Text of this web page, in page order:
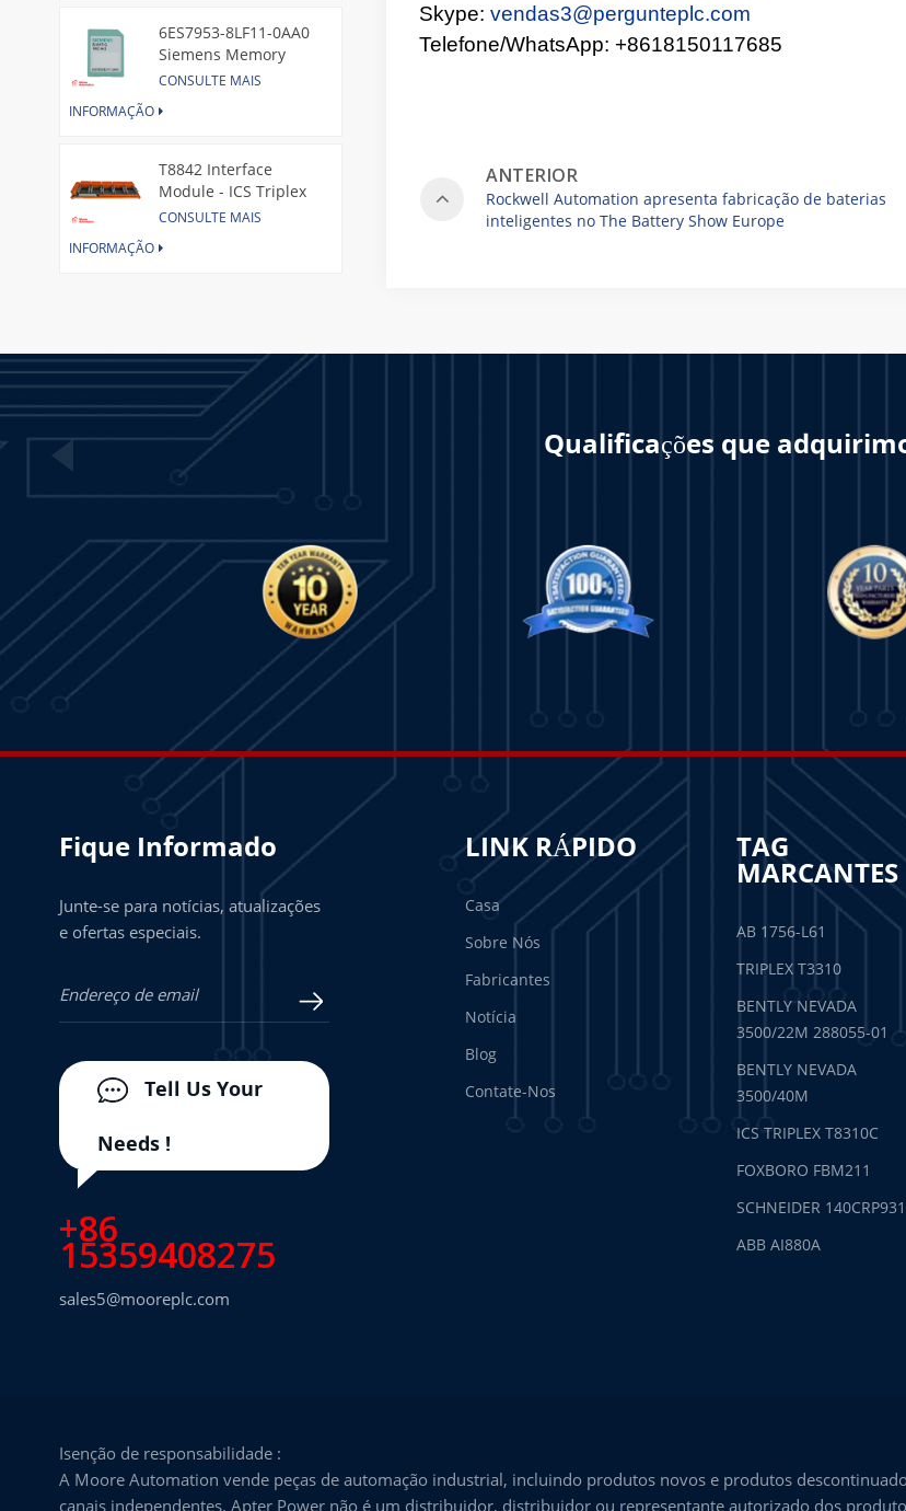
Skype:vendas3@pergunteplc.com
Telefone/WhatsApp: +8618150117685
ANTERIOR
Rockwell Automation apresenta fabricação de baterias
inteligentes no The Battery Show Europe
6ES7953-8LF11-0AA0
Siemens Memory
Card
CONSULTE MAIS
INFORMAÇÃO
T8842 Interface
Module - ICS Triplex
CONSULTE MAIS
INFORMAÇÃO
Qualificações que
Fique Informado
Junte-se para notícias, atualizações
e ofertas especiais.
Tell Us Your
Needs !
+86
15359408275
sales5@mooreplc.com
LINK RÁPIDO
Casa
Sobre Nós
Fabricantes
Notícia
Blog
Contate-Nos
TAG
MARCANTES
AB 1756-L61
TRIPLEX T3310
BENTLY NEVADA
3500/22M 288055-01
BENTLY NEVADA
3500/40M
ICS TRIPLEX T8310C
FOXBORO FBM211
SCHNEIDER
ABB AI880A
Isenção de responsabilidade :
A Moore Automation vende peças de automação industrial, incluindo produtos novos e produtos
canais independentes. Apter Power não é um distribuidor, distribuidor ou representante autorizado dos